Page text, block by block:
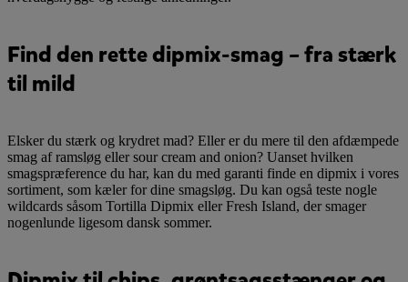
Find den rette dipmix-smag – fra stærk
til mild
Elsker du stærk og krydret mad? Eller er du mere til den afdæmpede
smag af ramsløg eller sour cream and onion? Uanset hvilken
smagspræference du har, kan du med garanti finde en dipmix i vores
sortiment, som kæler for dine smagsløg. Du kan også teste nogle
wildcards såsom Tortilla Dipmix eller Fresh Island, der smager
nogenlunde ligesom dansk sommer.